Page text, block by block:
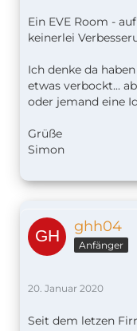
Ein EVE Room -
keinerlei
Ich denke da
etwas verbockt...
oder jemand eine
Grüße
Simon
ghh04
Anfänger
20. Januar 2020
Seit dem letzen